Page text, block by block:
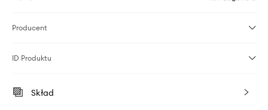
Producent
ID Produktu
Skład